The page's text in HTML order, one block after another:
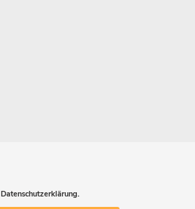
Datenschutzerklärung.